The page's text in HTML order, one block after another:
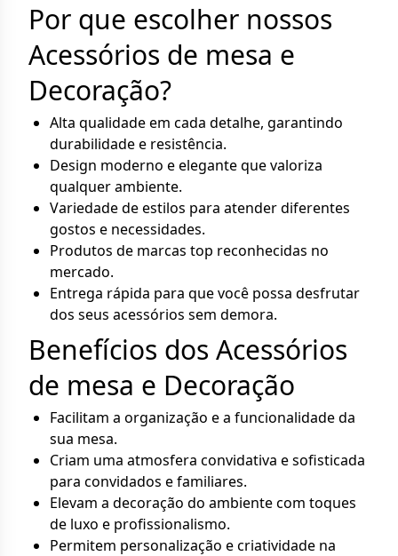
Por que escolher nossos
Acessórios de mesa e
Decoração?
Alta qualidade em cada detalhe, garantindo
durabilidade e resistência.
Design moderno e elegante que valoriza
qualquer ambiente.
Variedade de estilos para atender diferentes
gostos e necessidades.
Produtos de marcas top reconhecidas no
mercado.
Entrega rápida para que você possa desfrutar
dos seus acessórios sem demora.
Benefícios dos Acessórios
de mesa e Decoração
Facilitam a organização e a funcionalidade da
sua mesa.
Criam uma atmosfera convidativa e sofisticada
para convidados e familiares.
Elevam a decoração do ambiente com toques
de luxo e profissionalismo.
Permitem personalização e criatividade na